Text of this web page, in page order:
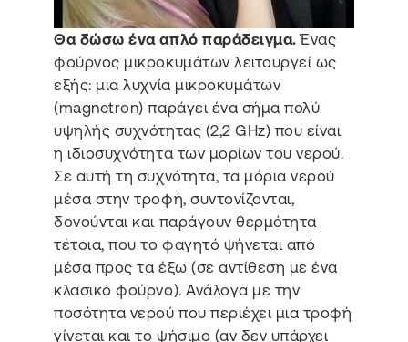
Θα δώσω ένα απλό παράδειγμα.Ένας
φούρνος μικροκυμάτων λειτουργεί ως
εξής: μια λυχνία μικροκυμάτων
(magnetron) παράγει ένα σήμα πολύ
υψηλής συχνότητας (2,2 GHz) που είναι
η ιδιοσυχνότητα των μορίων του νερού.
Σε αυτή τη συχνότητα, τα μόρια νερού
μέσα στην τροφή, συντονίζονται,
δονούνται και παράγουν θερμότητα
τέτοια, που το φαγητό ψήνεται από
μέσα προς τα έξω (σε αντίθεση με ένα
κλασικό φούρνο). Ανάλογα με την
ποσότητα νερού που περιέχει μια τροφή
γίνεται και το ψήσιμο (αν δεν υπάρχει